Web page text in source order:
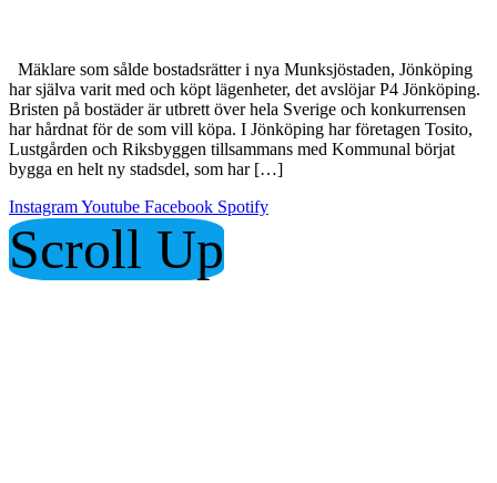
Mäklare som sålde bostadsrätter i nya Munksjöstaden, Jönköping
har själva varit med och köpt lägenheter, det avslöjar P4 Jönköping.
Bristen på bostäder är utbrett över hela Sverige och konkurrensen
har hårdnat för de som vill köpa. I Jönköping har företagen Tosito,
Lustgården och Riksbyggen tillsammans med Kommunal börjat
bygga en helt ny stadsdel, som har […]
InstagramYoutube Facebook Spotify
Scroll Up